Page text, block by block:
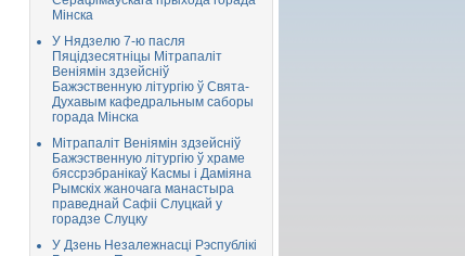
Мінска
У Нядзелю 7-ю пасля
Пяцідзесятніцы Мітрапаліт
Веніямін здзейсніў
Бажэственную літургію ў Свята-
Духавым кафедральным саборы
горада Мінска
Мітрапаліт Веніямін здзейсніў
Бажэственную літургію ў храме
бяссрэбранікаў Касмы і Даміяна
Рымскіх жаночага манастыра
праведнай Сафіі Слуцкай у
горадзе Слуцку
У Дзень Незалежнасці Рэспублікі